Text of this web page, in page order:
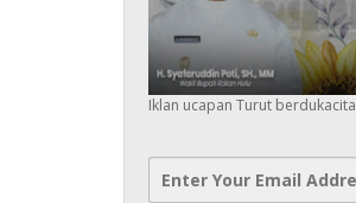
Iklan ucapan Turut berdukacita